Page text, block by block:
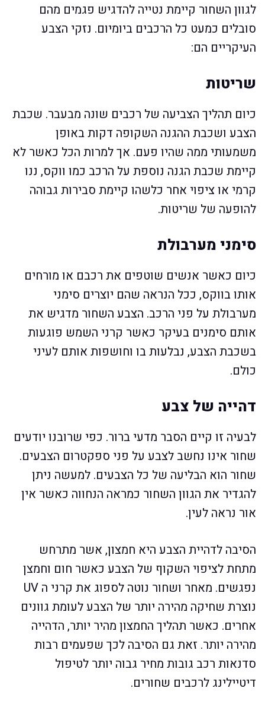
לגוון השחור קיימת נטייה להדגיש פגמים מהם
סובלים כמעט כל הרכבים ביומיום. נזקי הצבע
העיקריים הם:
שריטות
כיום תהליך הצביעה של רכבים שונה מבעבר. שכבת
הצבע ושכבת ההגנה השקופה דקות באופן
משמעותי ממה שהיו פעם. אך למרות הכל כאשר לא
קיימת שכבת הגנה נוספת על הרכב כמו ווקס, ננו
קרמי או ציפוי אחר כלשהו קיימת סבירות גבוהה
להופעה של שריטות.
סימני מערבולת
כיום כאשר אנשים שוטפים את רכבם או מורחים
אותו בווקס, ככל הנראה שהם יוצרים סימני
מערבולת על פני הרכב. הצבע השחור מדגיש את
אותם סימנים בעיקר כאשר קרני השמש פוגעות
בשכבת הצבע, נבלעות בו וחושפות אותם לעיני
כולם.
דהייה של צבע
לבעיה זו קיים הסבר מדעי ברור. כפי שרובנו יודעים
שחור אינו נחשב לצבע על פני ספקטרום הצבעים.
שחור הוא הבליעה של ​​כל הצבעים. למעשה ניתן
להגדיר את הגוון השחור כמראה הנחווה כאשר אין
אור נראה לעין.
הסיבה לדהיית הצבע היא חמצון, אשר מתרחש
מתחת לציפוי השקוף של הצבע כאשר חום וחמצן
נפגשים. מאחר ושחור נוטה לספוג את קרני ה UV
נוצרת שחיקה מהירה יותר של הצבע לעומת גוונים
אחרים. כאשר תהליך החמצון מהיר יותר, הדהייה
מהירה יותר. זאת גם הסיבה לכך שפעמים רבות
סדנאות רכב גובות מחיר גבוה יותר לטיפול
דיטיילינג לרכבים שחורים.